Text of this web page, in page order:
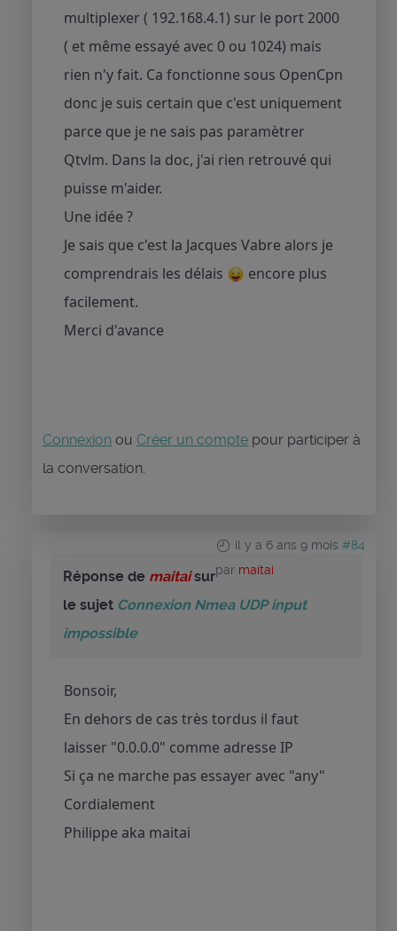
multiplexer ( 192.168.4.1) sur le port 2000
( et même essayé avec 0 ou 1024) mais
rien n'y fait. Ca fonctionne sous OpenCpn
donc je suis certain que c'est uniquement
parce que je ne sais pas paramètrer
Qtvlm. Dans la doc, j'ai rien retrouvé qui
puisse m'aider.
Une idée ?
Je sais que c'est la Jacques Vabre alors je
comprendrais les délais
encore plus
facilement.
Merci d'avance
Connexion ou Créer un compte pour participer à
la conversation.
il y a 6 ans 9 mois #84
par maitai
Réponse de maitaisur
le sujet Connexion Nmea UDP input
impossible
Bonsoir,
En dehors de cas très tordus il faut
laisser "0.0.0.0" comme adresse IP
Si ça ne marche pas essayer avec "any"
Cordialement
Philippe aka maitai